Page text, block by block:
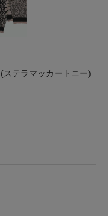
(ステラマッカートニー)